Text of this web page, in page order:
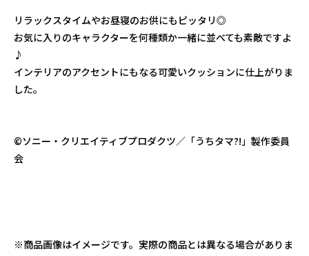
リラックスタイムやお昼寝のお供にもピッタリ◎
お気に入りのキャラクターを何種類か一緒に並べても素敵ですよ
♪
インテリアのアクセントにもなる可愛いクッションに仕上がりま
した。
©ソニー・クリエイティブプロダクツ／「うちタマ?!」製作委員
会
※商品画像はイメージです。実際の商品とは異なる場合がありま